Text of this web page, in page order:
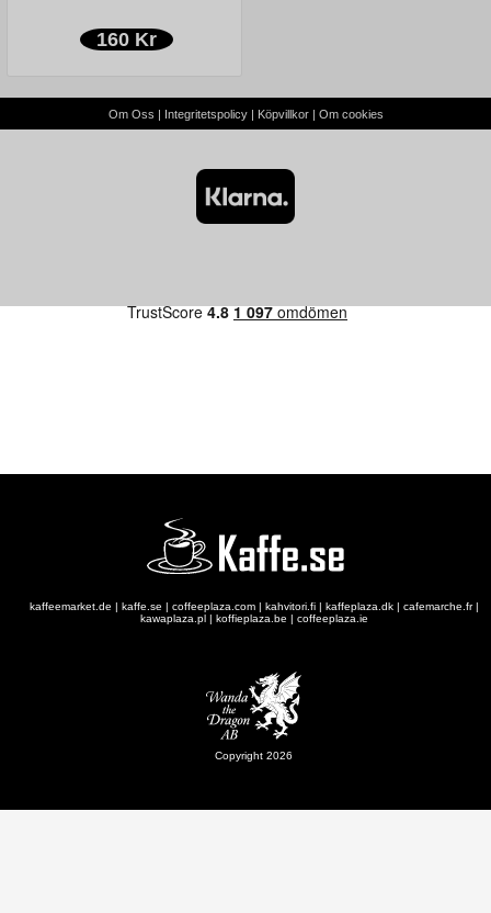
160 Kr
Om Oss | Integritetspolicy| Köpvillkor| Om cookies
kaffeemarket.de | kaffe.se | coffeeplaza.com| kahvitori.fi| kaffeplaza.dk| cafemarche.fr|
kawaplaza.pl| koffieplaza.be | coffeeplaza.ie
Copyright 2026